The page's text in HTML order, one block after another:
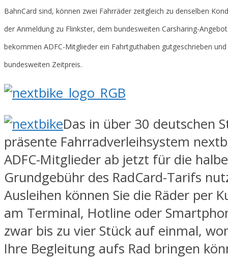
BahnCard sind, können zwei Fahrräder zeitgleich zu denselben
der Anmeldung zu Flinkster, dem bundesweiten Carsharing-
bekommen ADFC-Mitglieder ein Fahrtguthaben gutgeschrieben
bundesweiten Zeitpreis.
Das in über 30 deutschen
präsente Fahrradverleihsystem
ADFC-Mitglieder ab jetzt für die halbe
Grundgebühr des RadCard-Tarifs
Ausleihen können Sie die Räder per
am Terminal, Hotline oder
zwar bis zu vier Stück auf einmal,
Ihre Begleitung aufs Rad bringen